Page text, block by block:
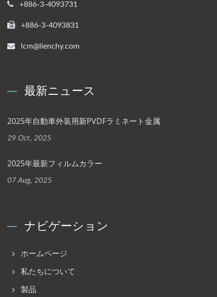
+886-3-4093731
+886-3-4093831
lcm@lienchy.com
最新ニュース
2025年自動車外装用新PVDFラミネート金属
29 Oct, 2025
2025年最新フィルムカラー
07 Aug, 2025
ナビゲーション
ホームページ
私たちについて
製品